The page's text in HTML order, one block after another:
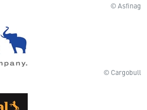
© Asfinag
© Cargobull